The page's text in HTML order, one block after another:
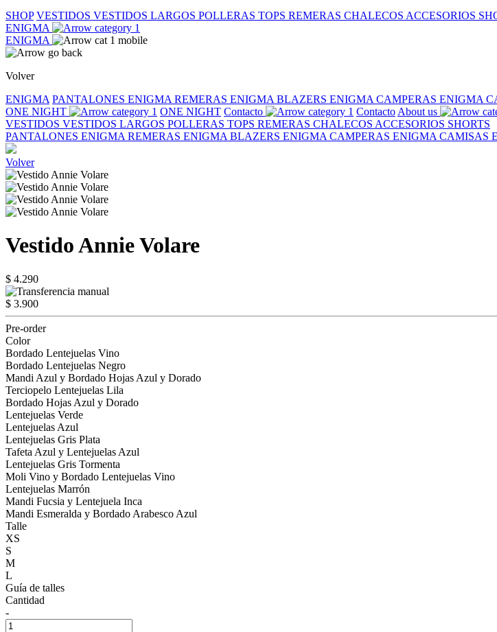
SHOP VESTIDOS VESTIDOS LARGOS POLLERAS TOPS REMERAS CHALECOS ACCESORIOS
ENIGMA
ENIGMA
Volver
ENIGMA PANTALONES ENIGMA REMERAS ENIGMA BLAZERS ENIGMA CAMPERAS ENIGMA
ONE NIGHT
ONE NIGHT Contacto Contacto About us
VESTIDOS VESTIDOS LARGOS POLLERAS TOPS REMERAS CHALECOS ACCESORIOS SHORTS
PANTALONES ENIGMA REMERAS ENIGMA BLAZERS ENIGMA CAMPERAS ENIGMA CAMISAS
Volver
Vestido Annie Volare
$ 4.290
$ 3.900
Pre-order
Color
Bordado Lentejuelas Vino
Bordado Lentejuelas Negro
Mandi Azul y Bordado Hojas Azul y Dorado
Terciopelo Lentejuelas Lila
Bordado Hojas Azul y Dorado
Lentejuelas Verde
Lentejuelas Azul
Lentejuelas Gris Plata
Tafeta Azul y Lentejuelas Azul
Lentejuelas Gris Tormenta
Moli Vino y Bordado Lentejuelas Vino
Lentejuelas Marrón
Mandi Fucsia y Lentejuela Inca
Mandi Esmeralda y Bordado Arabesco Azul
Talle
XS
S
M
L
Guía de talles
Cantidad
-